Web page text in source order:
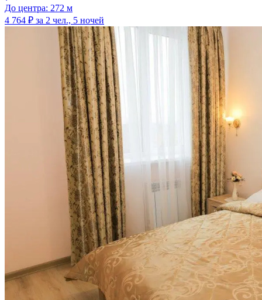
До центра: 272 м
4 764 ₽ за 2 чел., 5 ночей